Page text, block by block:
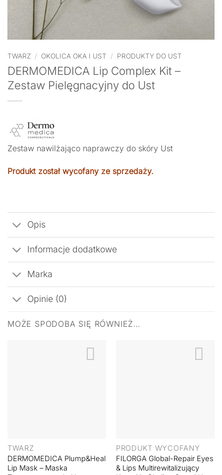
TWARZ / OKOLICA OKA I UST / PRODUKTY DO UST
DERMOMEDICA Lip Complex Kit –
Zestaw Pielęgnacyjny do Ust
Zestaw nawilżająco naprawczy do skóry Ust
Produkt został wycofany ze sprzedaży.
Opis
Informacje dodatkowe
Marka
Opinie (0)
MOŻE SPODOBA SIĘ RÓWNIEŻ…
TWARZ
DERMOMEDICA Plump&Heal
Lip Mask – Maska
PRODUKT WYCOFANY
FILORGA Global-Repair Eyes
& Lips Multirewitalizujący